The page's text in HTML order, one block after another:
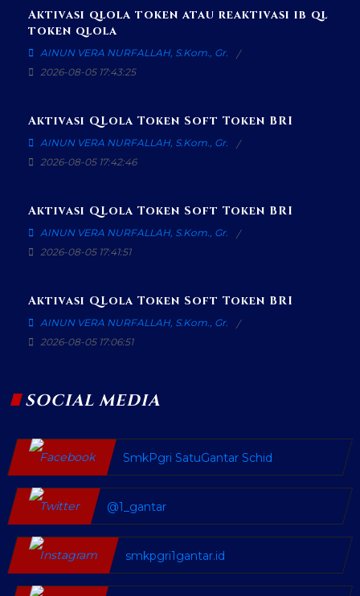
Aktivasi qlola token atau reaktivasi ib ql
token qlola
AINUN VERA NURFALLAH, S.Kom., Gr.
2026-08-05 17:43:25
Aktivasi QLola Token Soft Token BRI
AINUN VERA NURFALLAH, S.Kom., Gr.
2026-08-05 17:42:46
Aktivasi QLola Token Soft Token BRI
AINUN VERA NURFALLAH, S.Kom., Gr.
2026-08-05 17:41:51
Aktivasi QLola Token Soft Token BRI
AINUN VERA NURFALLAH, S.Kom., Gr.
2026-08-05 17:06:51
SOCIAL MEDIA
SmkPgri SatuGantar Schid
@1_gantar
smkpgri1gantar.id